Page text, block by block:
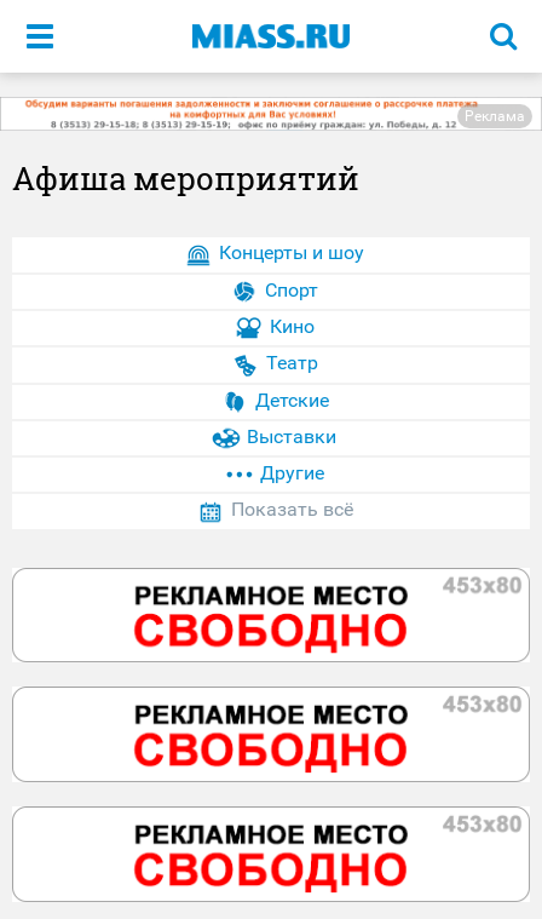
Меню
Реклама
Афиша мероприятий
Концерты и шоу
Спорт
Кино
Театр
Детские
Выставки
Другие
Показать всё